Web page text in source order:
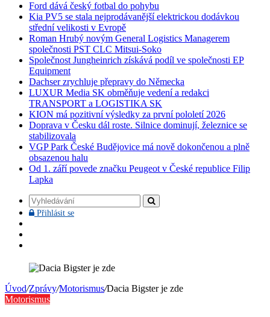
Ford dává český fotbal do pohybu
Kia PV5 se stala nejprodávanější elektrickou dodávkou
střední velikosti v Evropě
Roman Hrubý novým General Logistics Managerem
společnosti PST CLC Mitsui-Soko
Společnost Jungheinrich získává podíl ve společnosti EP
Equipment
Dachser zrychluje přepravy do Německa
LUXUR Media SK obměňuje vedení a redakci
TRANSPORT a LOGISTIKA SK
KION má pozitivní výsledky za první pololetí 2026
Doprava v Česku dál roste. Silnice dominují, železnice se
stabilizovala
VGP Park České Budějovice má nově dokončenou a plně
obsazenou halu
Od 1. září povede značku Peugeot v České republice Filip
Lapka
Vyhledávání
Přihlásit sePřihlásit
Úvod/Zprávy/Motorismus/Dacia Bigster je zde
Motorismus